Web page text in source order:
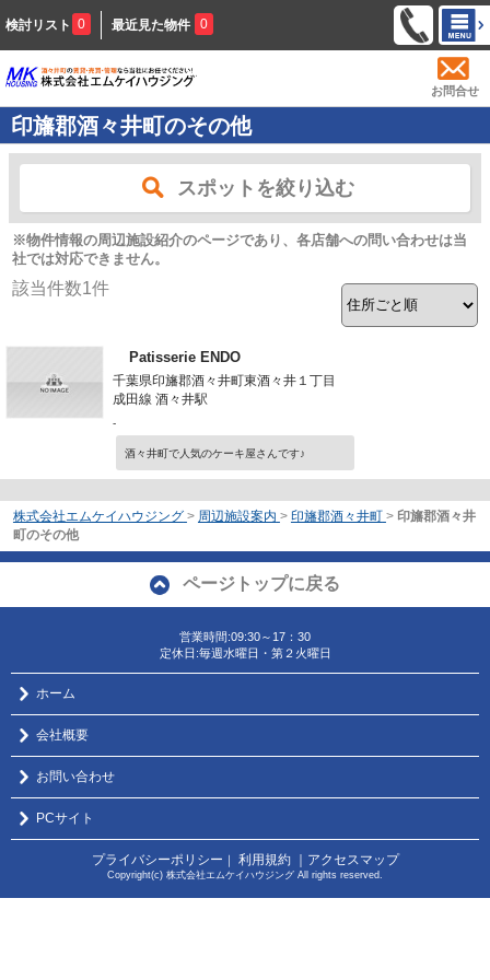
検討リスト 0 最近見た物件 0
お問合せ
印旛郡酒々井町のその他
スポットを絞り込む
※物件情報の周辺施設紹介のページであり、各店舗への問い合わせは当
社では対応できません。
該当件数1件
Patisserie ENDO
千葉県印旛郡酒々井町東酒々井１丁目
成田線 酒々井駅
-
酒々井町で人気のケーキ屋さんです♪
株式会社エムケイハウジング > 周辺施設案内 > 印旛郡酒々井町 > 印旛郡酒々井
町のその他
ページトップに戻る
営業時間:09:30～17：30
定休日:毎週水曜日・第２火曜日
ホーム
会社概要
お問い合わせ
PCサイト
プライバシーポリシー ｜ 利用規約 ｜アクセスマップ
Copyright(c) 株式会社エムケイハウジング All rights reserved.